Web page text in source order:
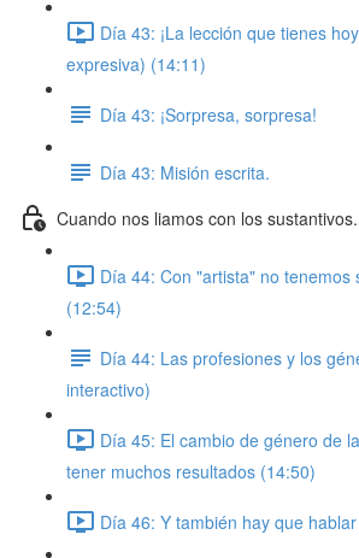
Día 43: ¡La lección que tienes
expresiva) (14:11)
Día 43: ¡Sorpresa, sorpresa!
Día 43: Misión escrita.
Cuando nos liamos con los
Día 44: Con "artista" no tenemos
(12:54)
Día 44: Las profesiones y los
interactivo)
Día 45: El cambio de género de
tener muchos resultados (14:50)
Día 46: Y también hay que